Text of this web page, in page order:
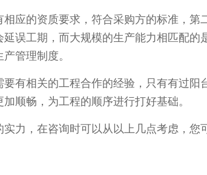
的资质要求，符合采购方的标准，第
误工期，而大规模的生产能力相匹配的
管理制度。
相关的工程合作的经验，只有有过阳
顺畅，为工程的顺序进行打好基础。
，在咨询时可以从以上几点考虑，您